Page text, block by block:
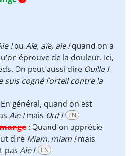
!ou Aïe, aïe, aïe !quand on a
éprouve de la douleur. Ici,
On peut aussi dire Ouille !
suis cogné l’orteil contre la
En général, quand on est
Aïe !mais Ouf ! EN
: Quand on apprécie
dire Miam, miam !mais
pas Aïe ! EN